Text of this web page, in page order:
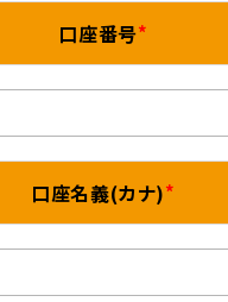
口座番号
口座名義(カナ)